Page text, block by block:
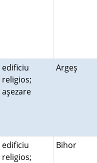
edificiu
religios;
aşezare
Argeş
edificiu
religios;
Bihor